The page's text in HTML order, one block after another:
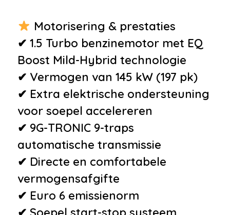
•Contour stoelen
•Cruise control
•Keyless start
•Leder / Microvezel bekleding
•Nekverwarming
•Sportstuur
•Voorstoelen verwarmd
•Zwarte hemelbekleding
•12Volt aansluiting
•Armsteun
•Bestuurdersstoel in hoogte
verstelbaar
Motorisering & prestaties
✔ 1.5 Turbo benzinemotor met EQ
Boost Mild-Hybrid technologie
✔ Vermogen van 145 kW (197 pk)
✔ Extra elektrische ondersteuning
voor soepel accelereren
✔ 9G-TRONIC 9-traps
automatische transmissie
✔ Directe en comfortabele
vermogensafgifte
✔ Euro 6 emissienorm